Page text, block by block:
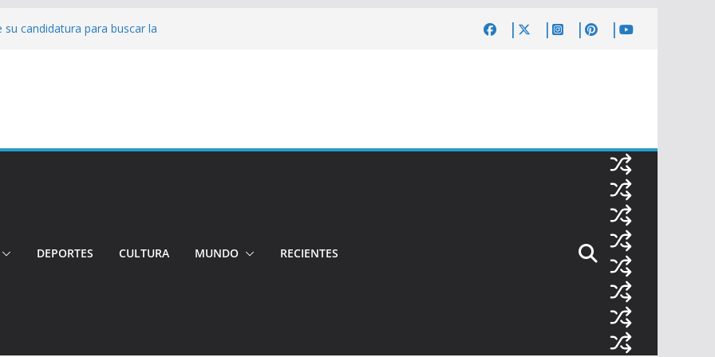
su candidatura para buscar la
Investigan crimen de un hombre en el
e incidentes marcaron la
DEPORTES CULTURA MUNDO RECIENTES